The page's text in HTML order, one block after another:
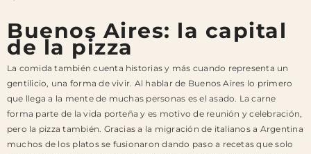
Buenos Aires: la capital
de la pizza
La comida también cuenta historias y más cuando representa un
gentilicio, una forma de vivir. Al hablar de Buenos Aires lo primero
que llega a la mente de muchas personas es el asado. La carne
forma parte de la vida porteña y es motivo de reunión y celebración,
pero la pizza también. Gracias a la migración de italianos a Argentina
muchos de los platos se fusionaron dando paso a recetas que solo